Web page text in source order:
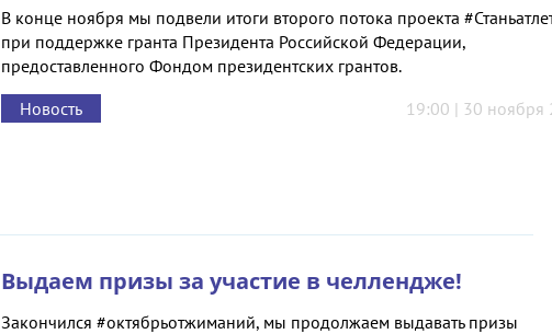
В конце ноября мы подвели итоги второго потока проекта
при поддержке гранта Президента Российской Федерации,
предоставленного Фондом президентских грантов.
Новость
19:00 | 30 ноября
Выдаем призы за участие в челлендже!
Закончился #октябрьотжиманий, мы продолжаем выдавать призы